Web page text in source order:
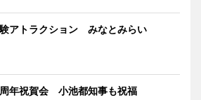
アトラクション みなとみらい
年祝賀会 小池都知事も祝福